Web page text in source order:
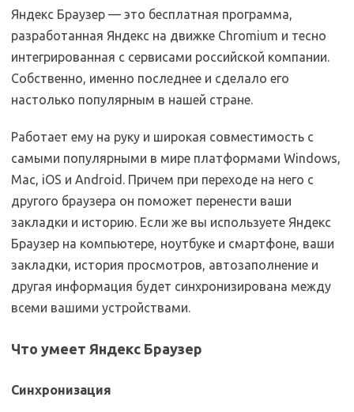
Яндекс Браузер — это бесплатная программа,
разработанная Яндекс на движке Chromium и тесно
интегрированная с сервисами российской компании.
Собственно, именно последнее и сделало его
настолько популярным в нашей стране.
Работает ему на руку и широкая совместимость с
самыми популярными в мире платформами Windows,
Mac, iOS и Android. Причем при переходе на него с
другого браузера он поможет перенести ваши
закладки и историю. Если же вы используете Яндекс
Браузер на компьютере, ноутбуке и смартфоне, ваши
закладки, история просмотров, автозаполнение и
другая информация будет синхронизирована между
всеми вашими устройствами.
Что умеет Яндекс Браузер
Синхронизация